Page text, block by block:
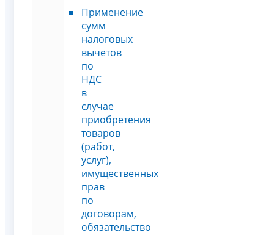
Применение
сумм
налоговых
вычетов
по
НДС
в
случае
приобретения
товаров
(работ,
услуг),
имущественных
прав
по
договорам,
обязательство